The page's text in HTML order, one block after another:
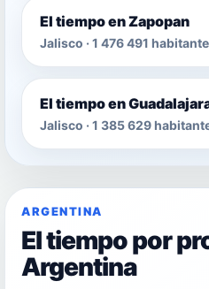
El tiempo en Zapopan
Jalisco · 1 476 491
El tiempo en
Jalisco · 1 385 629
ARGENTINA
El tiempo por
Argentina